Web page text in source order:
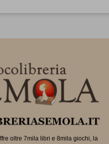
oltre 7mila libri e 8mila giochi, la